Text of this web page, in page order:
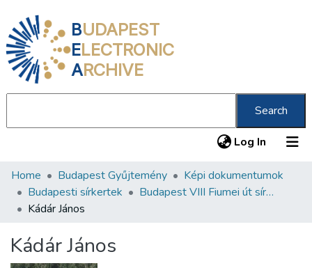
BUDAPEST
ELECTRONIC
ARCHIVE
Search
Log In (current)
Communities & Collections
All of DSpace
About us
Home Budapest Gyűjtemény
Képi dokumentumok
Budapesti sírkertek
Budapest VIII Fiumei út sírkert 1. rész
Kádár János
Kádár János